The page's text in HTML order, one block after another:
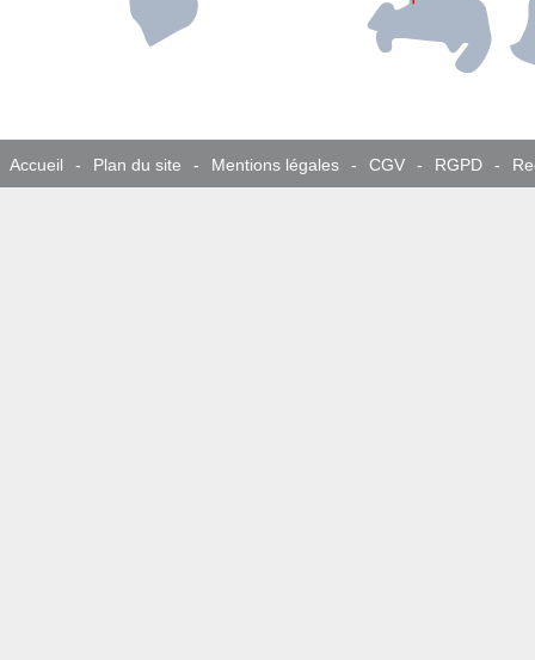
Accueil - Plan du site - Mentions légales - CGV - RGPD -